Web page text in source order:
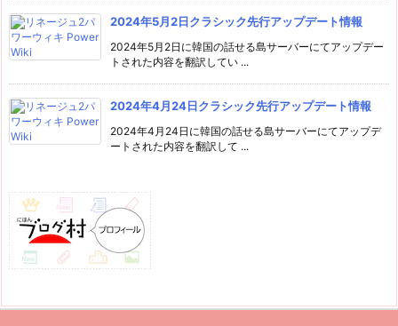
2024年5月2日クラシック先行アップデート情報
2024年5月2日に韓国の話せる島サーバーにてアップデー
トされた内容を翻訳してい ...
2024年4月24日クラシック先行アップデート情報
2024年4月24日に韓国の話せる島サーバーにてアップデ
ートされた内容を翻訳して ...